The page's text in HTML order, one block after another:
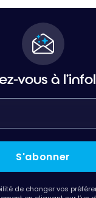
vous à
S'abonner
de changer vos